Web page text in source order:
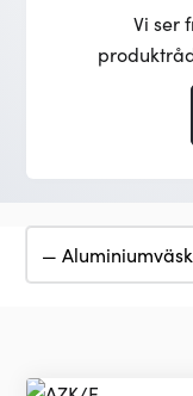
Vi ser